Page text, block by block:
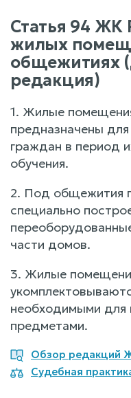
Статья 94 ЖК
жилых
общежитиях
редакция)
1. Жилые
предназначены
граждан в период
обучения.
2. Под общежития
специально
части домов.
3. Жилые
необходимыми для
предметами.
Обзор редакций
Судебная